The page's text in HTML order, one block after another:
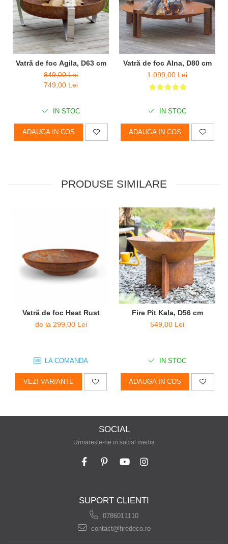
Vatră de foc Agila, D63 cm
849,00 Lei
749,00 Lei
IN STOC
ADAUGA IN COS
Vatră de foc Alna, D80 cm
1.099,00 Lei
IN STOC
ADAUGA IN COS
PRODUSE SIMILARE
Vatră de foc Heat Rust
de la 299,00 Lei
LA COMANDA
VEZI VARIANTE
Fire Pit Kala, D56 cm
549,00 Lei
IN STOC
ADAUGA IN COS
SOCIAL
Urmareste-ne in social media
SUPORT CLIENTI
0786011110
contact@firedeco.ro